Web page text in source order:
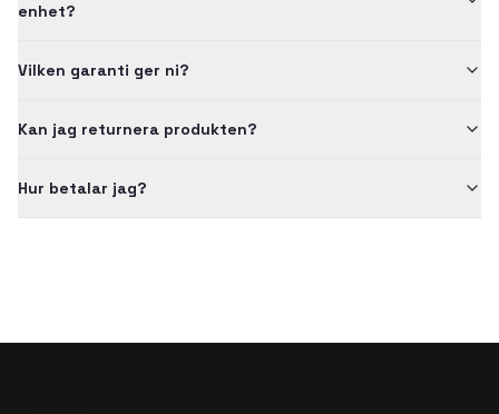
enhet?
Vilken garanti ger ni?
Kan jag returnera produkten?
Hur betalar jag?